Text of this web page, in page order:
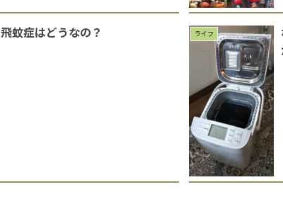
飛蚊症はどうなの？ ライフ